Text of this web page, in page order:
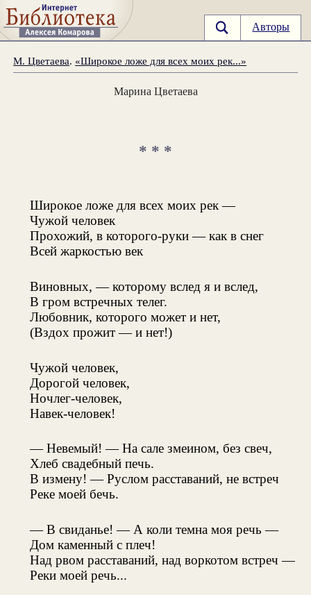
Авторы
М. Цветаева. «Широкое ложе для всех моих рек...»
Марина Цветаева
* * *
Широкое ложе для всех моих рек —
Чужой человек
Прохожий, в которого-руки — как в снег
Всей жаркостью век
Виновных, — которому вслед я и вслед,
В гром встречных телег.
Любовник, которого может и нет,
(Вздох прожит — и нет!)
Чужой человек,
Дорогой человек,
Ночлег-человек,
Навек-человек!
— Невемый! — На сале змеином, без свеч,
Хлеб свадебный печь.
В измену! — Руслом расставаний, не встреч
Реке моей бечь.
— В свиданье! — А коли темна моя речь —
Дом каменный с плеч!
Над рвом расставаний, над воркотом встреч —
Реки моей речь...